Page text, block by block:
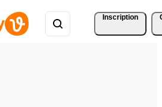
Inscription